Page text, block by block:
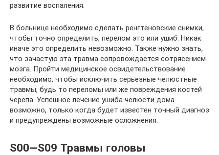
развитие воспаления.
В больнице необходимо сделать ренгтеновские снимки,
чтобы точно определить, перелом это или ушиб. Никак
иначе это определить невозможно. Также нужно знать,
что зачастую эта травма сопровождается сотрясением
мозга. Пройти медицинское освидетельствование
необходимо, чтобы исключить серьезные челюстные
травмы, будь то переломы или же повреждения костей
черепа. Успешное лечение ушиба челюсти дома
возможно, только когда будет известен точный диагноз
и предупреждены возможные осложнения.
S00—S09 Травмы головы